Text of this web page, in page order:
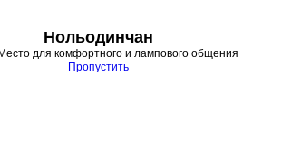
Нольодинчан
для комфортного и лампового общения
Пропустить